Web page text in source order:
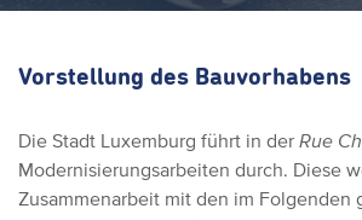
Vorstellung des Bauvorhabens
Die Stadt Luxemburg führt in der Rue
Modernisierungsarbeiten durch. Diese
Zusammenarbeit mit den im Folgenden